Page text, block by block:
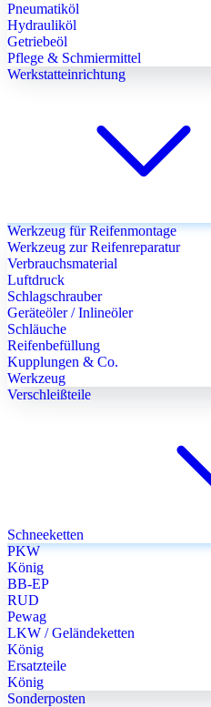
Pneumatiköl
Hydrauliköl
Getriebeöl
Pflege & Schmiermittel
Werkstatteinrichtung
Werkzeug für Reifenmontage
Werkzeug zur Reifenreparatur
Verbrauchsmaterial
Luftdruck
Schlagschrauber
Geräteöler / Inlineöler
Schläuche
Reifenbefüllung
Kupplungen & Co.
Werkzeug
Verschleißteile
Schneeketten
PKW
König
BB-EP
RUD
Pewag
LKW / Geländeketten
König
Ersatzteile
König
Sonderposten